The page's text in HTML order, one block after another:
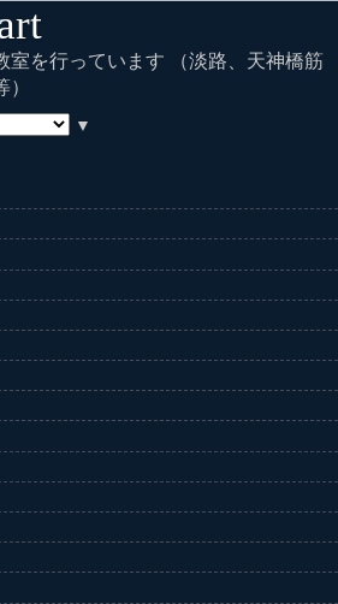
室を行っています （淡路、天神橋筋
▼